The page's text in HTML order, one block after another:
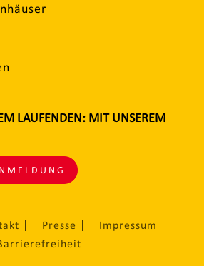
LAUFENDEN: MIT UNSEREM
Presse
Impressum